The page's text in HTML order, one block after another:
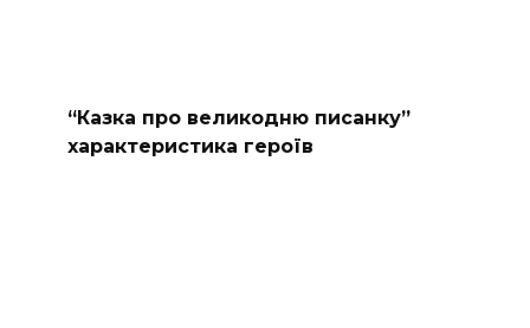
“Казка про великодню писанку”
характеристика героїв